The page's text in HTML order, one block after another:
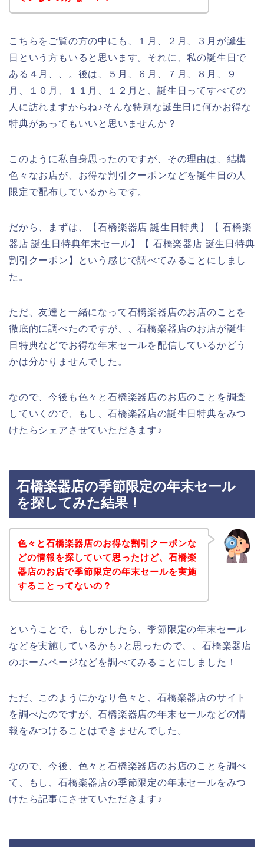
こちらをご覧の方の中にも、１月、２月、３月が誕生
日という方もいると思います。それに、私の誕生日で
ある４月、、。後は、５月、６月、７月、８月、９
月、１０月、１１月、１２月と、誕生日ってすべての
人に訪れますからね♪そんな特別な誕生日に何かお得な
特典があってもいいと思いませんか？
このように私自身思ったのですが、その理由は、結構
色々なお店が、お得な割引クーポンなどを誕生日の人
限定で配布しているからです。
だから、まずは、【石橋楽器店 誕生日特典】【 石橋楽
器店 誕生日特典年末セール】【 石橋楽器店 誕生日特典
割引クーポン】という感じで調べてみることにしまし
た。
ただ、友達と一緒になって石橋楽器店のお店のことを
徹底的に調べたのですが、、石橋楽器店のお店が誕生
日特典などでお得な年末セールを配信しているかどう
かは分かりませんでした。
なので、今後も色々と石橋楽器店のお店のことを調査
していくので、もし、石橋楽器店の誕生日特典をみつ
けたらシェアさせていただきます♪
石橋楽器店の季節限定の年末セール
を探してみた結果！
色々と石橋楽器店のお得な割引クーポンな
どの情報を探していて思ったけど、石橋楽
器店のお店で季節限定の年末セールを実施
することってないの？
ということで、もしかしたら、季節限定の年末セール
などを実施しているかも♪と思ったので、、石橋楽器店
のホームページなどを調べてみることにしました！
ただ、このようにかなり色々と、石橋楽器店のサイト
を調べたのですが、石橋楽器店の年末セールなどの情
報をみつけることはできませんでした。
なので、今後、色々と石橋楽器店のお店のことを調べ
て、もし、石橋楽器店の季節限定の年末セールをみつ
けたら記事にさせていただきます♪